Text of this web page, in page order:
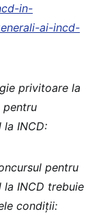
in-
ai-incd-
privitoare la
pentru
INCD:
pentru
INCD trebuie
condiții: